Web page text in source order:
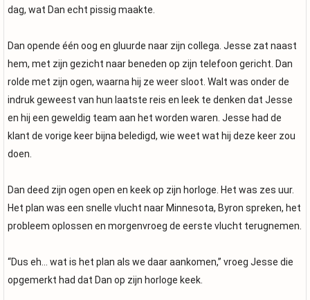
dag, wat Dan echt pissig maakte.
Dan opende één oog en gluurde naar zijn collega. Jesse zat naast
hem, met zijn gezicht naar beneden op zijn telefoon gericht. Dan
rolde met zijn ogen, waarna hij ze weer sloot. Walt was onder de
indruk geweest van hun laatste reis en leek te denken dat Jesse
en hij een geweldig team aan het worden waren. Jesse had de
klant de vorige keer bijna beledigd, wie weet wat hij deze keer zou
doen.
Dan deed zijn ogen open en keek op zijn horloge. Het was zes uur.
Het plan was een snelle vlucht naar Minnesota, Byron spreken, het
probleem oplossen en morgenvroeg de eerste vlucht terugnemen.
“Dus eh... wat is het plan als we daar aankomen,” vroeg Jesse die
opgemerkt had dat Dan op zijn horloge keek.